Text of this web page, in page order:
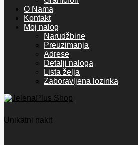
O Nama
Kontakt
Moj nalog
Narudžbine
Preuzimanja
Adrese
Detalji naloga
Lista želja
Zaboravljena lozinka
Unikatni nakit